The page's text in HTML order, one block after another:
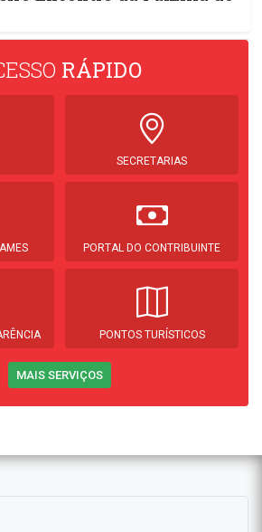
RÁPIDO
SECRETARIAS
PORTAL DO CONTRIBUINTE
PONTOS TURÍSTICOS
MAIS SERVIÇOS